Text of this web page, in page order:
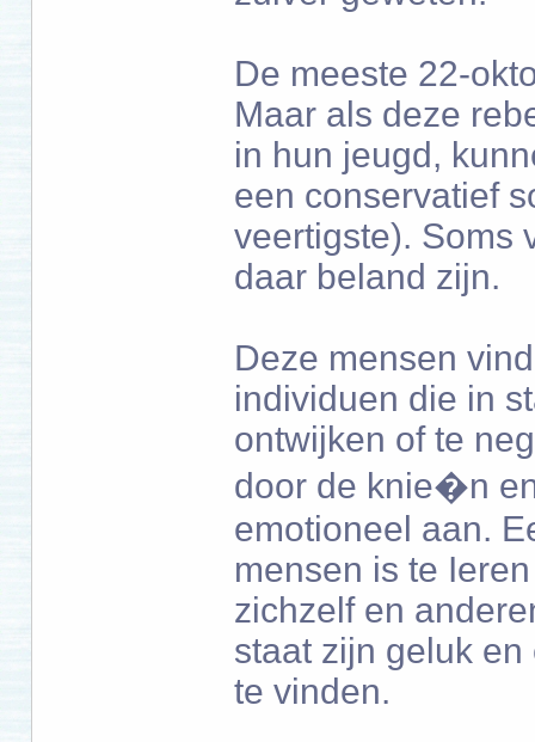
De meeste 22-
Maar als deze
in hun jeugd,
een conservatief
veertigste). Soms
daar beland zijn.
Deze mensen
individuen die in
ontwijken of te
door de knie�n
emotioneel aan.
mensen is te
zichzelf en
staat zijn geluk
te vinden.